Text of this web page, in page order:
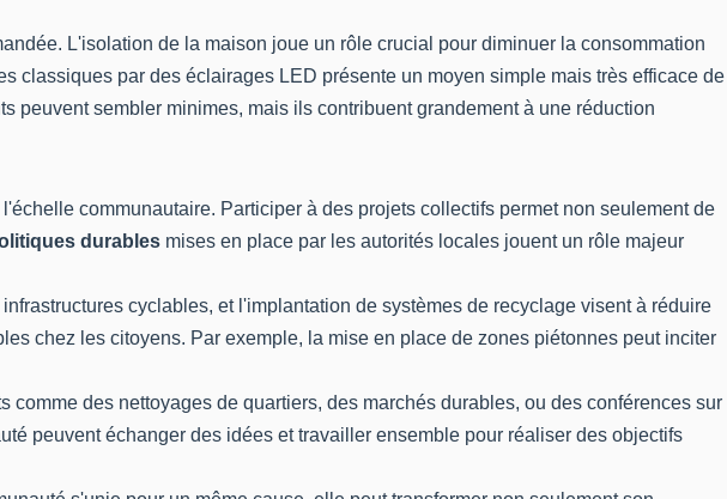
L'isolation de la maison joue un rôle crucial pour diminuer la consommation
classiques par des éclairages LED présente un moyen simple mais très efficace de
peuvent sembler minimes, mais ils contribuent grandement à une réduction
communautaire. Participer à des projets collectifs permet non seulement de
durables mises en place par les autorités locales jouent un rôle majeur
cyclables, et l'implantation de systèmes de recyclage visent à réduire
chez les citoyens. Par exemple, la mise en place de zones piétonnes peut inciter
des nettoyages de quartiers, des marchés durables, ou des conférences sur
peuvent échanger des idées et travailler ensemble pour réaliser des objectifs